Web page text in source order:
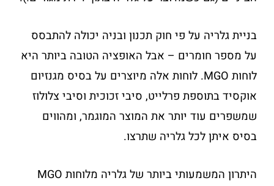
בניית גלריה על פי חוק תכנון ובניה יכולה להתבסס
על מספר חומרים – אבל האופציה הטובה ביותר היא
לוחות MGO. לוחות אלה מיוצרים על בסיס מגנזיום
אוקסיד בתוספת פרלייט, סיבי זכוכית וסיבי צלולוז
שמשפרים עוד יותר את המוצר המוגמר, ומהווים
בסיס איתן לכל גלריה שתרצו.
היתרון המשמעותי ביותר של גלריה מלוחות MGO